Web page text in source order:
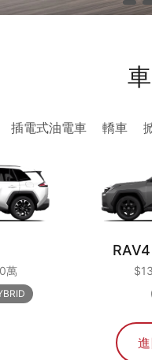
插電式油電車 轎車
萬